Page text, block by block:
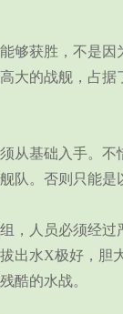
获胜，不是因
大的战舰，占据
基础入手。不
队。否则只能是
人员必须经过
出水X极好，胆
酷的水战。